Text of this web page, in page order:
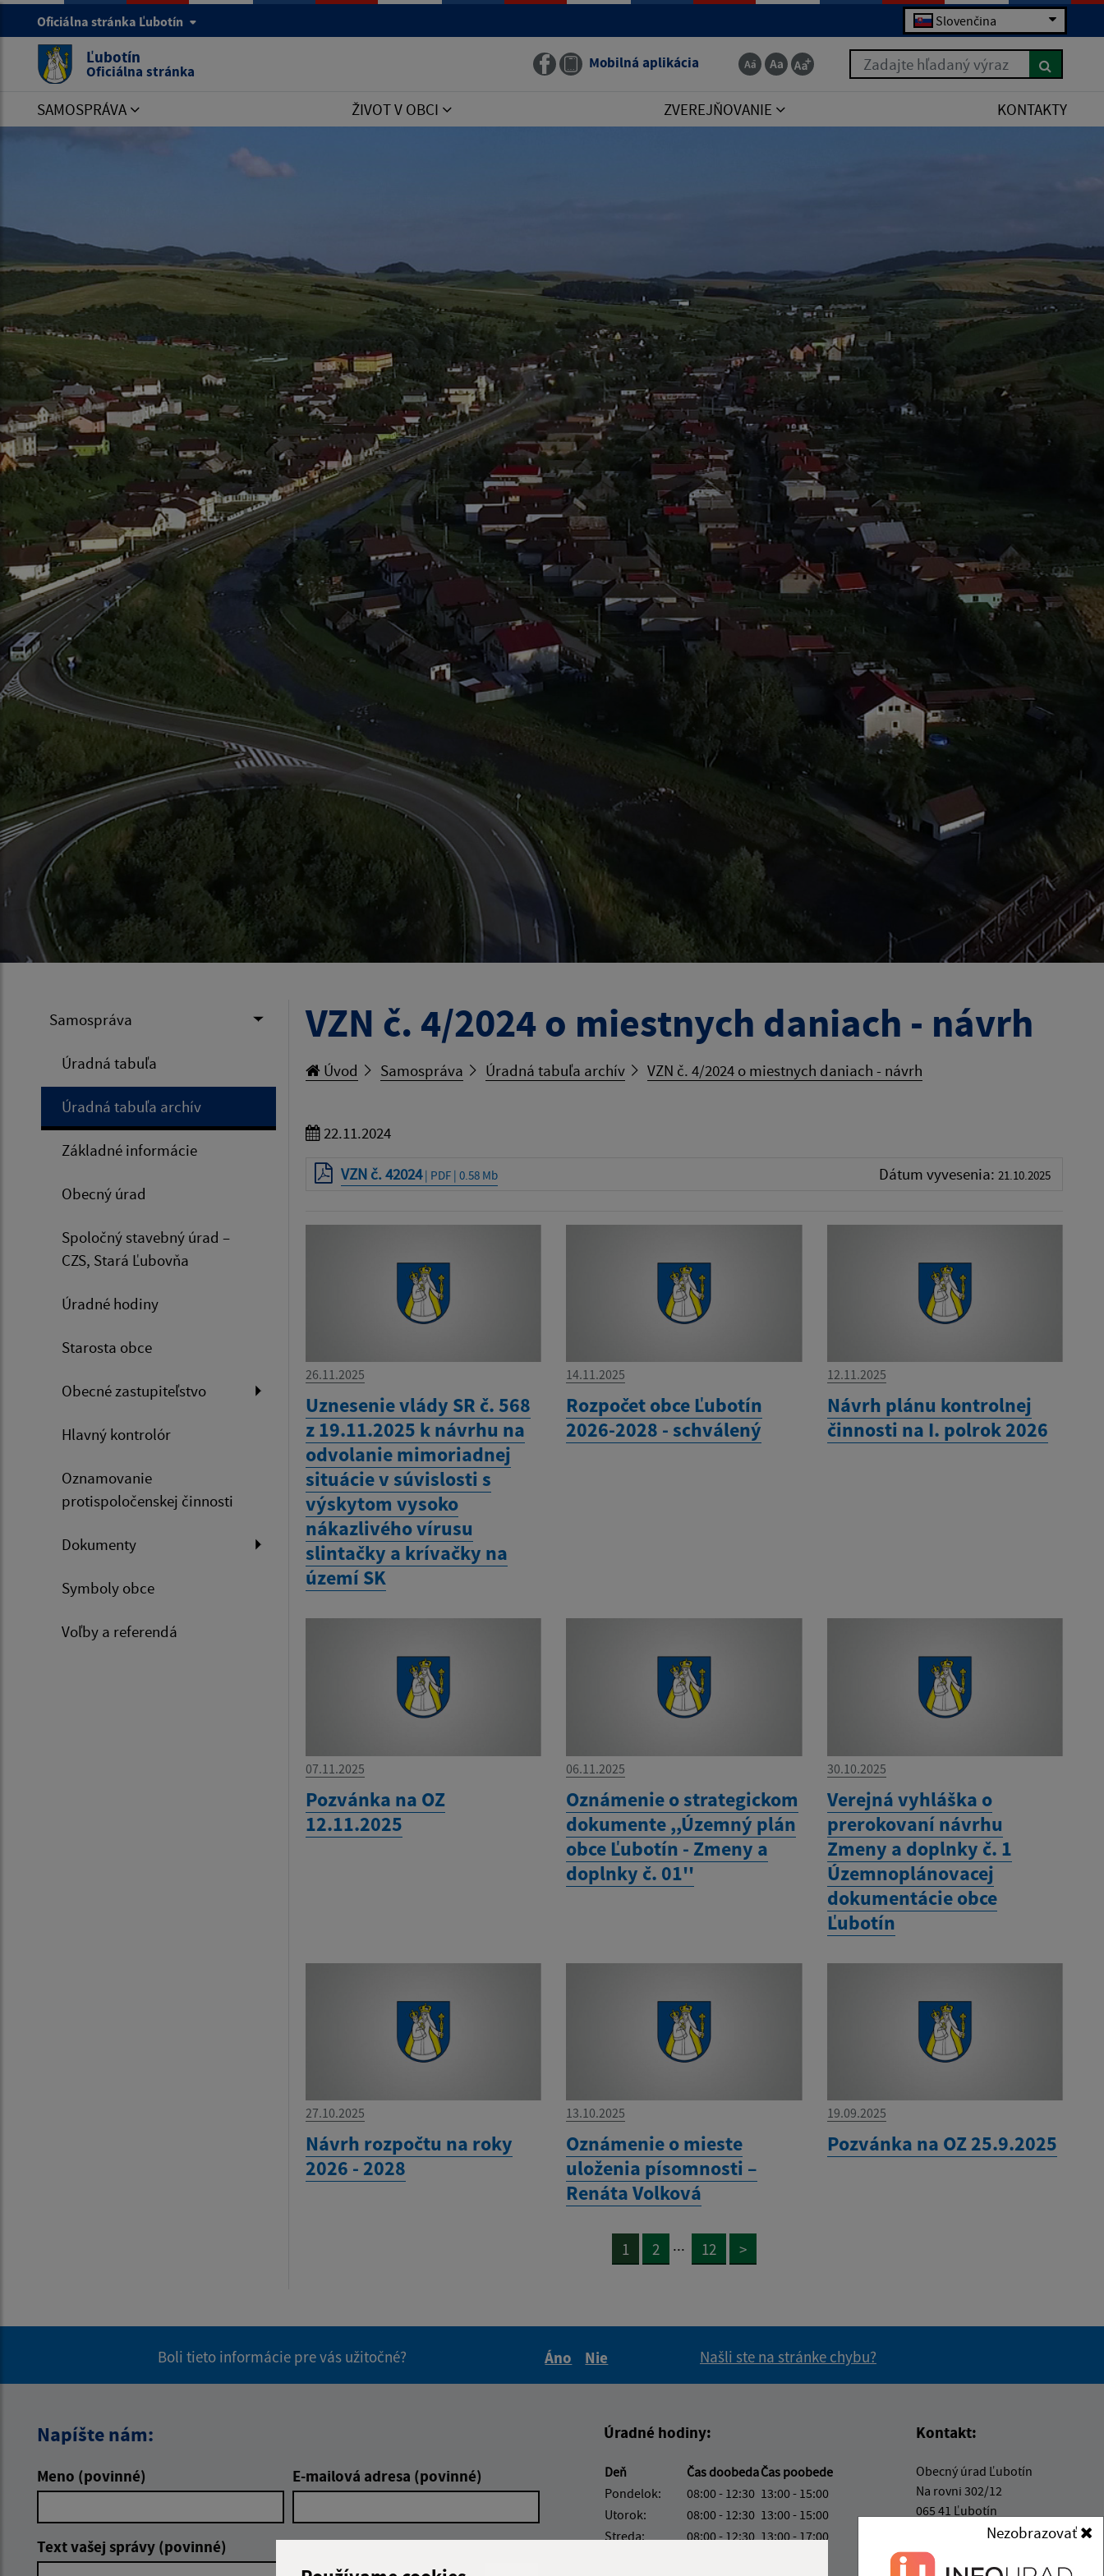
Nezobrazovať
Oficiálna stránka Ľubotín Slovenčina
Ľubotín
Oficiálna stránka Mobilná aplikácia Zadajte hľadaný výraz
SAMOSPRÁVA ŽIVOT V OBCI ZVEREJŇOVANIE KONTAKTY
Samospráva
Úradná tabuľa
Úradná tabuľa archív
Základné informácie
Obecný úrad
Spoločný stavebný úrad –
CZS, Stará Ľubovňa
Úradné hodiny
Starosta obce
Obecné zastupiteľstvo
Hlavný kontrolór
Oznamovanie
protispoločenskej činnosti
Dokumenty
Symboly obce
Voľby a referendá
VZN č. 4/2024 o miestnych daniach - návrh
Úvod Samospráva Úradná tabuľa archív VZN č. 4/2024 o miestnych daniach - návrh
22.11.2024
VZN č. 42024| PDF | 0.58 Mb Dátum vyvesenia: 21.10.2025
26.11.2025
Uznesenie vlády SR č. 568
z 19.11.2025 k návrhu na
odvolanie mimoriadnej
situácie v súvislosti s
výskytom vysoko
nákazlivého vírusu
slintačky a krívačky na
území SK
14.11.2025
Rozpočet obce Ľubotín
2026-2028 - schválený
12.11.2025
Návrh plánu kontrolnej
činnosti na I. polrok 2026
07.11.2025
Pozvánka na OZ
12.11.2025
06.11.2025
Oznámenie o strategickom
dokumente ,,Územný plán
obce Ľubotín - Zmeny a
doplnky č. 01''
30.10.2025
Verejná vyhláška o
prerokovaní návrhu
Zmeny a doplnky č. 1
Územnoplánovacej
dokumentácie obce
Ľubotín
27.10.2025
Návrh rozpočtu na roky
2026 - 2028
13.10.2025
Oznámenie o mieste
uloženia písomnosti –
Renáta Volková
19.09.2025
Pozvánka na OZ 25.9.2025
1 2 ... 12 >
Boli tieto informácie pre vás užitočné?
Áno
Nie
Našli ste na stránke chybu?
Napíšte nám:
Meno (povinné) E-mailová adresa (povinné)
Text vašej správy (povinné)
Úradné hodiny:
Deň Čas doobedaČas poobede
Pondelok:
08:00 - 12:30 13:00 - 15:00
Utorok:
08:00 - 12:30 13:00 - 15:00
Streda:
08:00 - 12:30 13:00 - 17:00
Kontakt:
Obecný úrad Ľubotín
Na rovni 302/12
065 41 Ľubotín
info@lubotin.sk
+421 52 49 21 311